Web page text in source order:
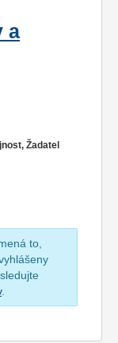
a
Žadatel
to,
.